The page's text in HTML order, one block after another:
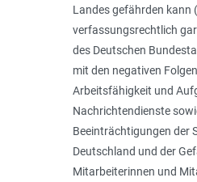
Landes gefährden kann
verfassungsrechtlich
des Deutschen
mit den negativen
Arbeitsfähigkeit und
Nachrichtendienste
Beeinträchtigungen der
Deutschland und der
Mitarbeiterinnen und